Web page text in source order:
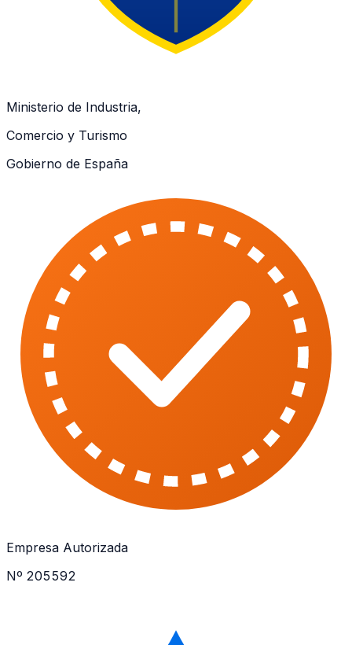
Ministerio de Industria,
Comercio y Turismo
Gobierno de España
Empresa Autorizada
Nº 205592